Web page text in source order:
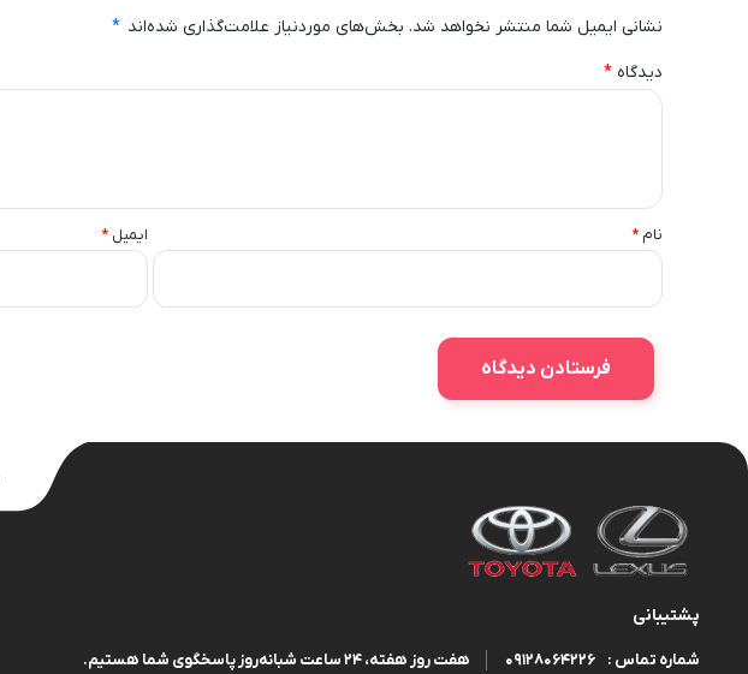
نشانی ایمیل شما منتشر نخواهد شد. بخش‌های موردنیاز علامت‌گذاری شده‌اند *
دیدگاه*
نام* ایمیل*
پشتیبانی
شماره تماس : 09128064226 هفت روز هفته، ۲۴ ساعت شبانه‌روز پاسخگوی شما هستیم.